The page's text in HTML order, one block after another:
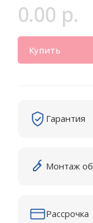
0.00 р.
Купить
Гарантия
Монтаж
Рассрочка